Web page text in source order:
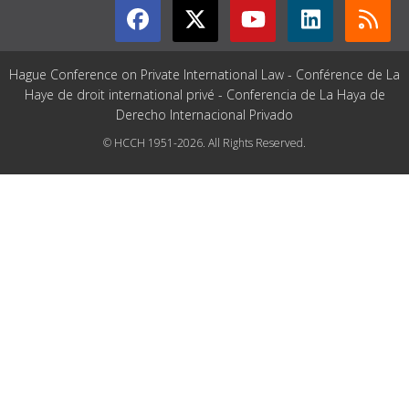
Hague Conference on Private International Law - Conférence de La
Haye de droit international privé - Conferencia de La Haya de
Derecho Internacional Privado
© HCCH 1951-2026. All Rights Reserved.